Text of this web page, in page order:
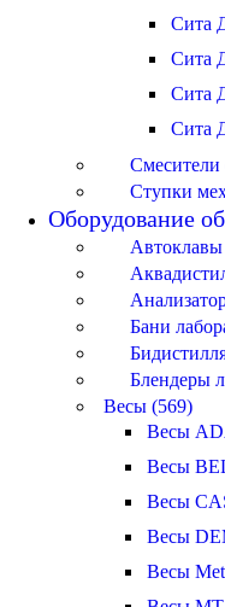
Сита
Сита
Сита
Сита
Смесители
Ступки
Оборудование
Бани
Блендеры
Весы (569)
Весы
Весы
Весы
Весы
Весы